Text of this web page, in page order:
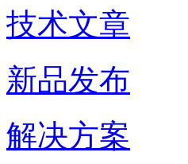
技术文章
新品发布
解决方案